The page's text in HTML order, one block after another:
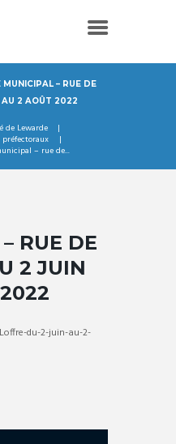
– RUE DE
AU 2 AOÛT 2022
de Lewarde
– rue de...
RUE DE
2 JUIN